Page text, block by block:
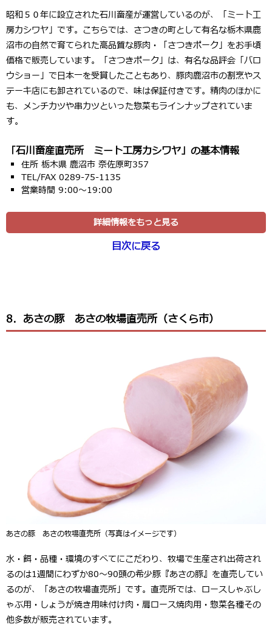
昭和５０年に設立された石川畜産が運営しているのが、「ミート工
房カシワヤ」です。こちらでは、さつきの町として有名な栃木県鹿
沼市の自然で育てられた高品質な豚肉・「さつきポーク」をお手頃
価格で販売しています。「さつきポーク」は、有名な品評会「バロ
ウショー」で日本一を受賞したこともあり、豚肉鹿沼市の割烹やス
テーキ店にも卸されているので、味は保証付きです。精肉のほかに
も、メンチカツや串カツといった惣菜もラインナップされていま
す。
「石川畜産直売所 ミート工房カシワヤ」の基本情報
住所 栃木県 鹿沼市 奈佐原町357
TEL/FAX 0289-75-1135
営業時間 9:00〜19:00
詳細情報をもっと見る
目次に戻る
8．あさの豚 あさの牧場直売所（さくら市）
あさの豚 あさの牧場直売所（写真はイメージです）
水・餌・品種・環境のすべてにこだわり、牧場で生産され出荷され
るのは1週間にわずか80～90頭の希少豚『あさの豚』を直売してい
るのが、「あさの牧場直売所」です。直売所では、ロースしゃぶし
ゃぶ用・しょうが焼き用味付け肉・肩ロース焼肉用・惣菜各種その
他多数が販売されています。